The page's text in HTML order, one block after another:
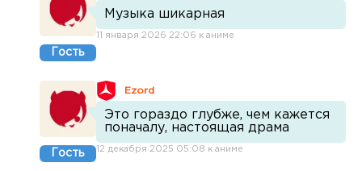
Гость
Музыка шикарная
11 января 2026 22:06 к аниме
Гость
Ezord
Это гораздо глубже, чем кажется
поначалу, настоящая драма
12 декабря 2025 05:08 к аниме